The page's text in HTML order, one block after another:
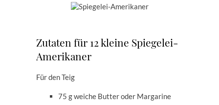
Zutaten für 12 kleine Spiegelei-
Amerikaner
Für den Teig
75 g weiche Butter oder Margarine